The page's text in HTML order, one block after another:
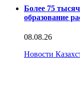
Более 75
образование
08.08.26
Новости